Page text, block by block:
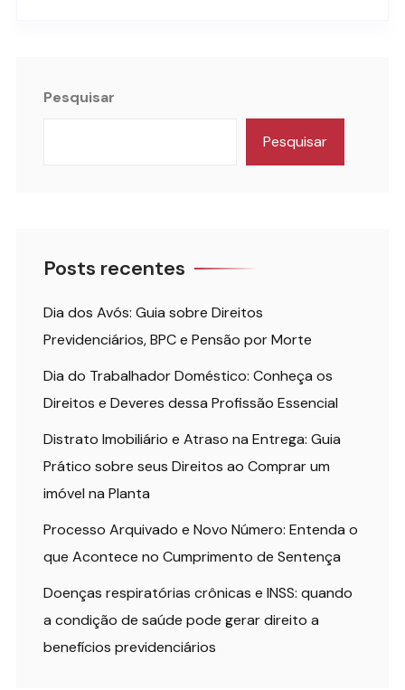
Pesquisar
Pesquisar
Posts recentes
Dia dos Avós: Guia sobre Direitos
Previdenciários, BPC e Pensão por Morte
Dia do Trabalhador Doméstico: Conheça os
Direitos e Deveres dessa Profissão Essencial
Distrato Imobiliário e Atraso na Entrega: Guia
Prático sobre seus Direitos ao Comprar um
imóvel na Planta
Processo Arquivado e Novo Número: Entenda o
que Acontece no Cumprimento de Sentença
Doenças respiratórias crônicas e INSS: quando
a condição de saúde pode gerar direito a
benefícios previdenciários